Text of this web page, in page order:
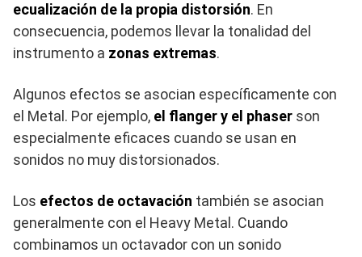
ecualización de la propia distorsión. En
consecuencia, podemos llevar la tonalidad del
instrumento a zonas extremas.
Algunos efectos se asocian específicamente con
el Metal. Por ejemplo, el flanger y el phaser son
especialmente eficaces cuando se usan en
sonidos no muy distorsionados.
Los efectos de octavación también se asocian
generalmente con el Heavy Metal. Cuando
combinamos un octavador con un sonido